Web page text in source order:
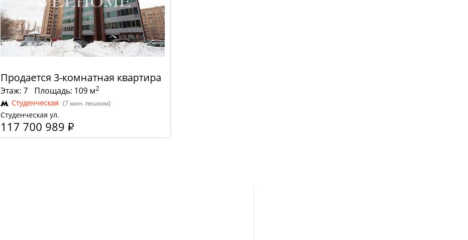
Продается 3-комнатная квартира
Этаж: 7 Площадь: 109 м2
Студенческая (7 мин. пешком)
Студенческая ул.
117 700 989 Р